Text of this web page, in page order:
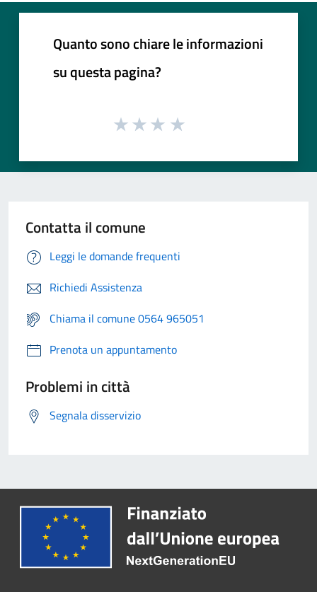
Quanto sono chiare le informazioni
su questa pagina?
Contatta il comune
Leggi le domande frequenti
Richiedi Assistenza
Chiama il comune 0564 965051
Prenota un appuntamento
Problemi in città
Segnala disservizio